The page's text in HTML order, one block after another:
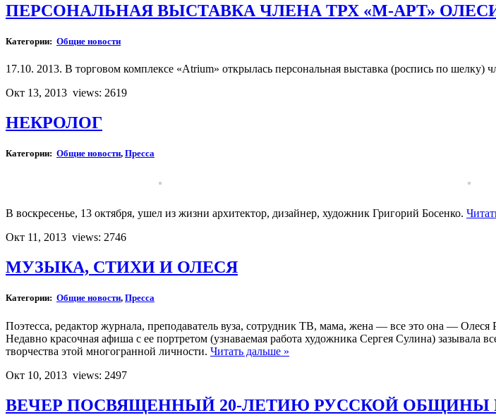
ПЕРСОНАЛЬНАЯ ВЫСТАВКА ЧЛЕНА ТРХ «М-АРТ»
Категории: Общие новости
17.10. 2013. В торговом комплексе «Atrium» открылась персональная выставка (роспись по
Окт 13, 2013 views: 2619
НЕКРОЛОГ
Категории: Общие новости, Пресса
В воскресенье, 13 октября, ушел из жизни архитектор, дизайнер, художник Григорий Босенко.
Окт 11, 2013 views: 2746
МУЗЫКА, СТИХИ И ОЛЕСЯ
Категории: Общие новости, Пресса
Поэтесса, редактор журнала, преподаватель вуза, сотрудник ТВ, мама, жена — все это она — Олеся
Недавно красочная афиша с ее портретом (узнаваемая работа художника Сергея Сулина)
творчества этой многогранной личности. Читать дальше »
Окт 10, 2013 views: 2497
ВЕЧЕР ПОСВЯЩЕННЫЙ 20-ЛЕТИЮ РУССКОЙ ОБЩИНЫ